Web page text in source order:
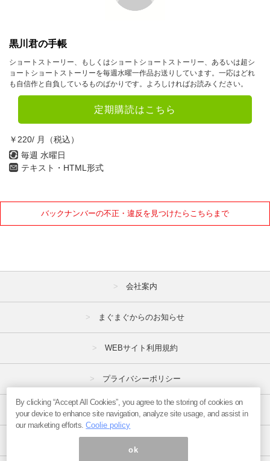
黒川君の手帳
ショートストーリー、もしくはショートショートストーリー、あるいは超シ
ョートショートストーリーを毎週水曜一作品お送りしています。一応はどれ
も自信作と自負しているものばかりです。よろしければお読みください。
定期購読はこちら
￥220/ 月（税込）
毎週 水曜日
テキスト・HTML形式
バックナンバーの不正・違反を見つけたらこちらまで
4月
7月 8月 9月
10月 11月 12月
1月
4月
10月 11月 12月
7月 8月 9月
11月
2月
4月 5月 6月
7月 8月
11月
会社案内
まぐまぐからのお知らせ
WEBサイト利用規約
プライバシーポリシー
特定商取引法
By clicking “Accept All Cookies”, you agree to the storing of cookies on
your device to enhance site navigation, analyze site usage, and assist in
our marketing efforts.Coolie policy
ok